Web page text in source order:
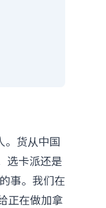
。货从中国
选卡派还是
事。我们在
正在做加拿